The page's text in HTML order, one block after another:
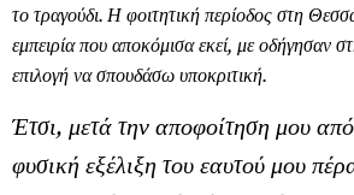
το τραγούδι. Η φοιτητική περίοδος στη
εμπειρία που αποκόμισα εκεί, με οδήγησαν
επιλογή να σπουδάσω υποκριτική.
Έτσι, μετά την αποφοίτηση μου
φυσική εξέλιξη του εαυτού μου